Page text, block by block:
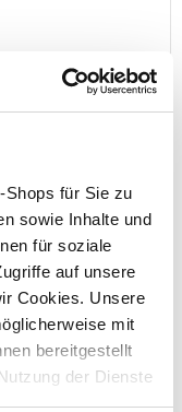
Shops für Sie zu
sowie Inhalte und
für soziale
auf unsere
Cookies. Unsere
mit
bereitgestellt
der Dienste